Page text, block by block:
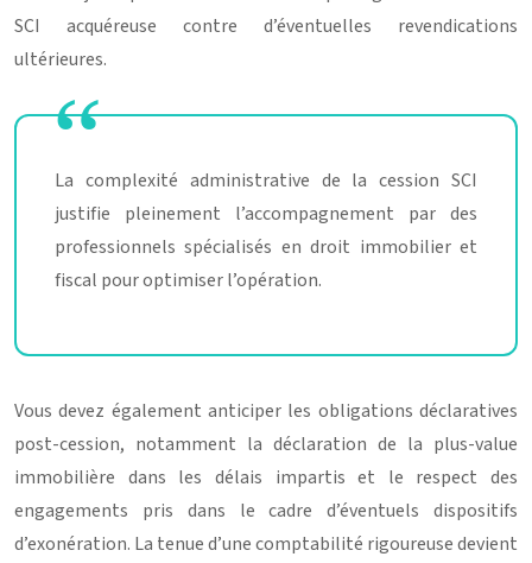
SCI acquéreuse contre d’éventuelles revendications
ultérieures.
La complexité administrative de la cession SCI
justifie pleinement l’accompagnement par des
professionnels spécialisés en droit immobilier et
fiscal pour optimiser l’opération.
Vous devez également anticiper les obligations déclaratives
post-cession, notamment la déclaration de la plus-value
immobilière dans les délais impartis et le respect des
engagements pris dans le cadre d’éventuels dispositifs
d’exonération. La tenue d’une comptabilité rigoureuse devient